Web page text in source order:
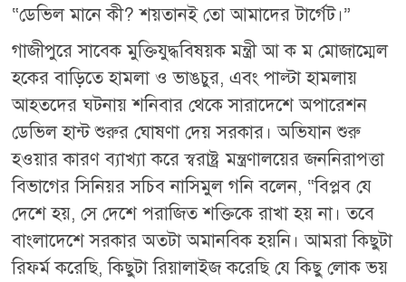
“ডেভিল মানে কী? শয়তানই তো আমাদের টার্গেট।”
গাজীপুরে সাবেক মুক্তিযুদ্ধবিষয়ক মন্ত্রী আ ক ম মোজাম্মেল
হকের বাড়িতে হামলা ও ভাঙচুর, এবং পাল্টা হামলায়
আহতদের ঘটনায় শনিবার থেকে সারাদেশে অপারেশন
ডেভিল হান্ট শুরুর ঘোষণা দেয় সরকার। অভিযান শুরু
হওয়ার কারণ ব্যাখ্যা করে স্বরাষ্ট্র মন্ত্রণালয়ের জননিরাপত্তা
বিভাগের সিনিয়র সচিব নাসিমুল গনি বলেন, “বিপ্লব যে
দেশে হয়, সে দেশে পরাজিত শক্তিকে রাখা হয় না। তবে
বাংলাদেশে সরকার অতটা অমানবিক হয়নি। আমরা কিছুটা
রিফর্ম করেছি, কিছুটা রিয়ালাইজ করেছি যে কিছু লোক ভয়